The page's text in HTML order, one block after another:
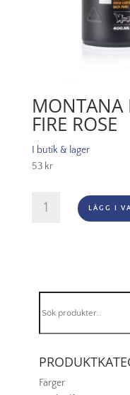
MONTANA
FIRE ROSE
I butik & lager
53 kr
Black
mängd
LÄGG I
efter:
Färger